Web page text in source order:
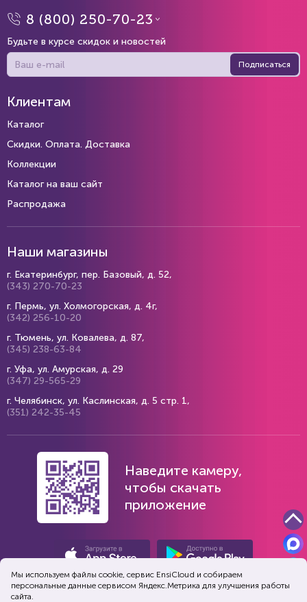
8 (800) 250-70-23
Будьте в курсе скидок и новостей
Подписаться
Клиентам
Каталог
Скидки. Оплата. Доставка
Коллекции
Каталог на ваш сайт
Распродажа
Наши магазины
г. Екатеринбург, пер. Базовый, д. 52,
(343) 270-70-23
г. Пермь, ул. Холмогорская, д. 4г,
(342) 256-10-20
г. Тюмень, ул. Ковалева, д. 87,
(345) 238-63-84
г. Уфа, ул. Амурская, д. 29
(347) 29-565-29
г. Челябинск, ул. Каслинская, д. 5 стр. 1,
(351) 242-35-45
Наведите камеру,
чтобы скачать
приложение
Мы используем файлы cookie, сервис EnsiСloud и собираем
персональные данные сервисом Яндекс.Метрика для улучшения работы
сайта.